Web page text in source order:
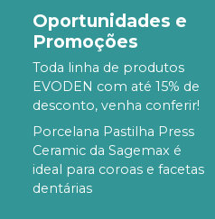
Oportunidades e
Promoções
Toda linha de produtos
EVODEN com até 15% de
desconto, venha conferir!
Porcelana Pastilha Press
Ceramic da Sagemax é
ideal para coroas e facetas
dentárias